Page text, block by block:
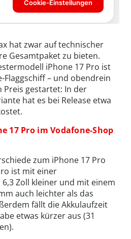
hat zwar auf technischer
Gesamtpaket zu bieten.
iPhone 17 Pro ist
Flaggschiff – und obendrein
Preis gestartet: In der
hat es bei Release etwa
17 Pro im Vodafone-Shop
zum iPhone 17 Pro
ist mit einer
Zoll kleiner und mit einem
auch leichter als das
fällt die Akkulaufzeit
etwas kürzer aus (31